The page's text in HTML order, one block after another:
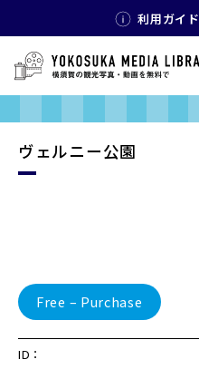
利用ガイド
ヴェルニー公園
Free – Purchase
ID：